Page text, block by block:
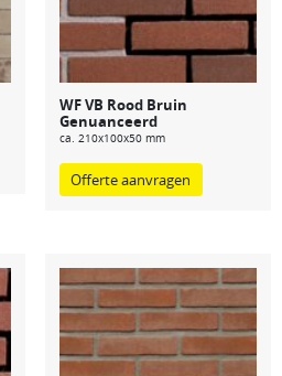
WF VB Rood Bruin
Genuanceerd
ca. 210x100x50 mm
Offerte aanvragen